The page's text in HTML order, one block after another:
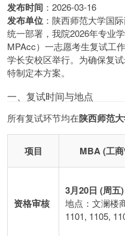
发布时间 ：2026-03-16
发布单位 ：陕西师范大学国
统一部署，我院2026年专业
MPAcc）一志愿考生复试工
学长安校区举行。为确保复
特制定本方案。
一、复试时间与地点
所有复试环节均在陕西师范
项目 MBA (工
资格审核
3月20日 (周五
地点：文澜楼
1101, 1105,